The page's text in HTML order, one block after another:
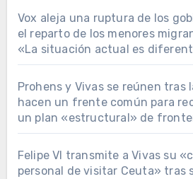
Vox aleja una ruptura de los
el reparto de los menores
«La situación actual es
Prohens y Vivas se reúnen tras
hacen un frente común para
un plan «estructural» de
Felipe VI transmite a Vivas su
personal de visitar Ceuta» tras